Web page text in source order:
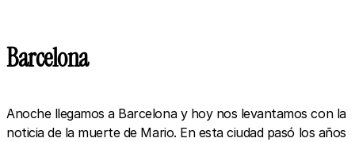
Barcelona
Anoche llegamos a Barcelona y hoy nos levantamos con la
noticia de la muerte de Mario. En esta ciudad pasó los años